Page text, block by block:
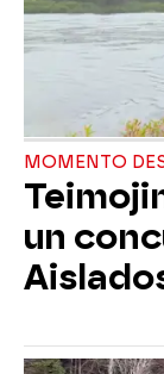
MOMENTO
un